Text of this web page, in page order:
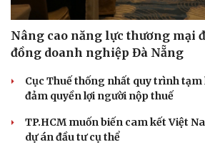
Nâng cao năng lực thương mại
đồng doanh nghiệp Đà Nẵng
Cục Thuế thống nhất quy trình tạm
đảm quyền lợi người nộp thuế
TP.HCM muốn biến cam kết Việt
dự án đầu tư cụ thể